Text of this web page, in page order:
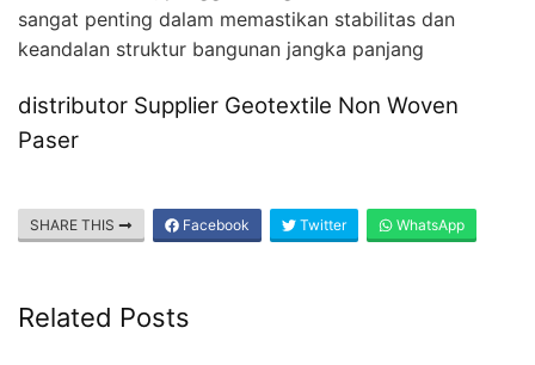
sangat penting dalam memastikan stabilitas dan
keandalan struktur bangunan jangka panjang
distributor Supplier Geotextile Non Woven
Paser
SHARE THIS Facebook Twitter WhatsApp
Related Posts